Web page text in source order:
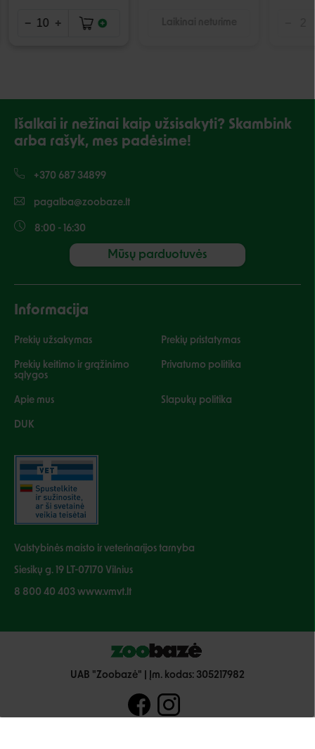
Išalkai ir nežinai kaip užsisakyti? Skambink
arba rašyk, mes padėsime!
+370 687 34899
pagalba@zoobaze.lt
8:00 - 16:30
Mūsų parduotuvės
Informacija
Prekių užsakymas Prekių pristatymas
Prekių keitimo ir grąžinimo
sąlygos
Privatumo politika
Apie mus Slapukų politika
DUK
Valstybinės maisto ir veterinarijos tarnyba
Siesikų g. 19 LT-07170 Vilnius
8 800 40 403 www.vmvt.lt
UAB "Zoobazė" | Įm. kodas: 305217982